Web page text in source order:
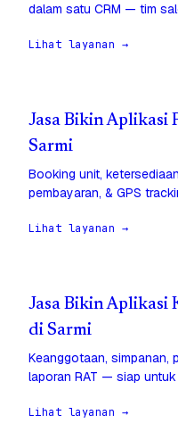
dalam satu CRM — tim
Lihat layanan →
Jasa Bikin Aplikasi
Sarmi
Booking unit,
pembayaran, & GPS
Lihat layanan →
Jasa Bikin Aplikasi
di Sarmi
Keanggotaan, simpanan,
laporan RAT — siap
Lihat layanan →